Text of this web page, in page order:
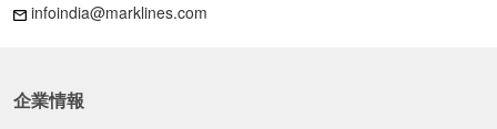
infoindia@marklines.com
企業情報